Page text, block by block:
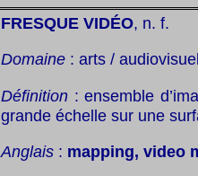
FRESQUE VIDÉO, n. f.
Domaine : arts /
Définition : ensemble
grande échelle sur une
Anglais : mapping, video